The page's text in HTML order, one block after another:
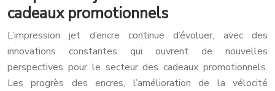
cadeaux promotionnels
L’impression jet d’encre continue d’évoluer, avec des
innovations constantes qui ouvrent de nouvelles
perspectives pour le secteur des cadeaux promotionnels.
Les progrès des encres, l’amélioration de la vélocité